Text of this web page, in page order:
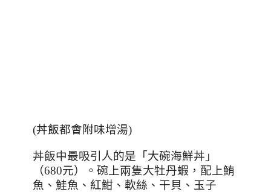
(丼飯都會附味增湯)
丼飯中最吸引人的是「大碗海鮮丼」
（680元）。碗上兩隻大牡丹蝦，配上鮪
魚、鮭魚、紅魽、軟絲、干貝、玉子